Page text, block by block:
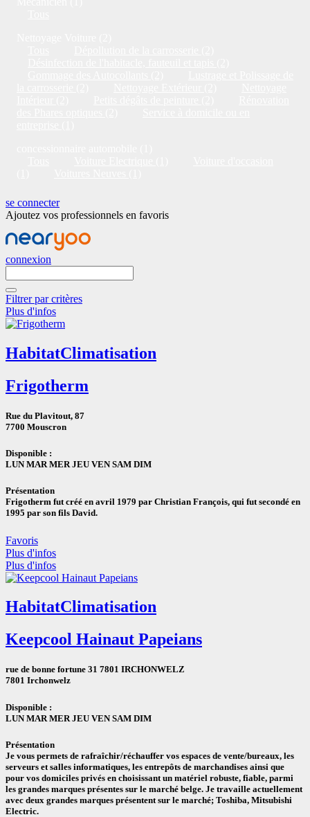
se connecter
Ajoutez vos professionnels en favoris
connexion
Filtrer par critères
Plus d'infos
HabitatClimatisation
Frigotherm
Rue du Plavitout, 87
7700 Mouscron
Disponible :
LUN MAR MER JEU VENSAM DIM
Présentation
Frigotherm fut créé en avril 1979 par Christian François, qui fut secondé en
1995 par son fils David.
Favoris
Plus d'infos
Plus d'infos
HabitatClimatisation
Keepcool Hainaut Papeians
rue de bonne fortune 31 7801 IRCHONWELZ
7801 Irchonwelz
Disponible :
LUN MAR MER JEU VEN SAM DIM
Présentation
Je vous permets de rafraîchir/réchauffer vos espaces de vente/bureaux, les
serveurs et salles informatiques, les entrepôts de marchandises ainsi que
pour vos domiciles privés en choisissant un matériel robuste, fiable, parmi
les grandes marques présentes sur le marché belge. Je travaille actuellement
avec deux grandes marques présentent sur le marché; Toshiba, Mitsubishi
Electric.